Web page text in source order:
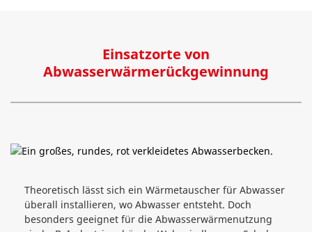
Einsatzorte von
Abwasserwärmerückgewinnung
Theoretisch lässt sich ein Wärmetauscher für Abwasser
überall installieren, wo Abwasser entsteht. Doch
besonders geeignet für die Abwasserwärmenutzung